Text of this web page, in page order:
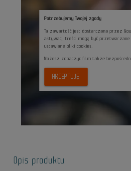
Potrzebujemy Twojej zgody
Ta zawartość jest dostarczana przez
aktywacji treści mogą być przetwarzane
ustawiane pliki cookies.
Możesz zobaczyc film także
AKCEPTUJĘ
Opis produktu